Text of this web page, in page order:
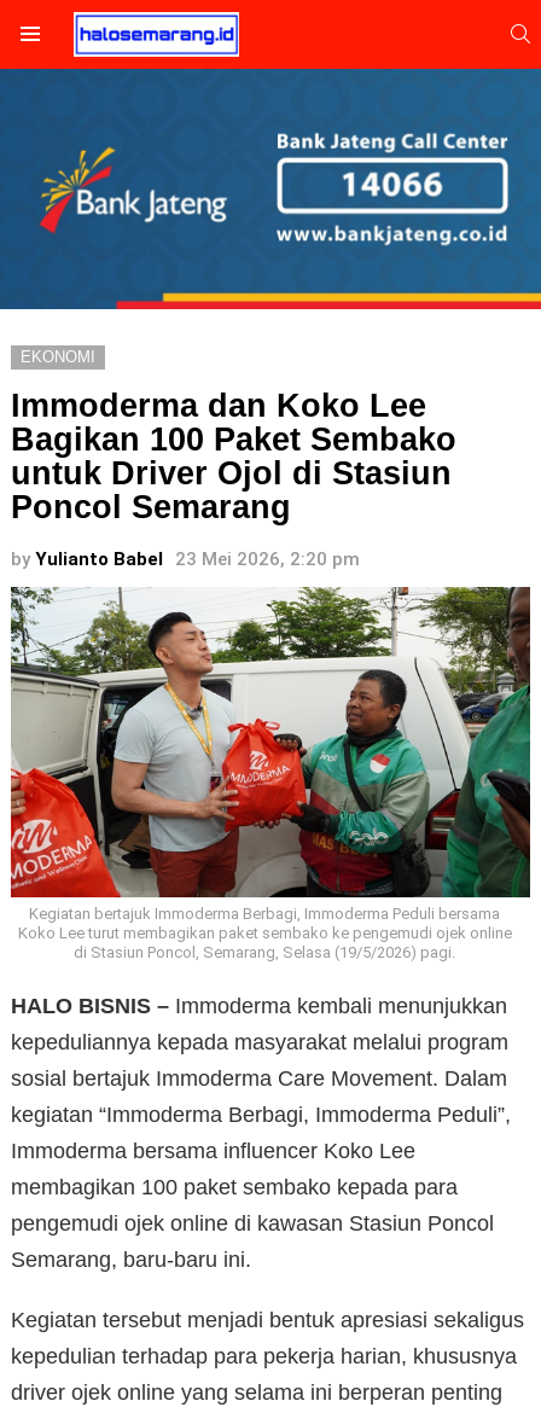
EKONOMI
Immoderma dan Koko Lee
Bagikan 100 Paket Sembako
untuk Driver Ojol di Stasiun
Poncol Semarang
by Yulianto Babel 23 Mei 2026, 2:20 pm
Kegiatan bertajuk Immoderma Berbagi, Immoderma Peduli bersama
Koko Lee turut membagikan paket sembako ke pengemudi ojek online
di Stasiun Poncol, Semarang, Selasa (19/5/2026) pagi.
HALO BISNIS – Immoderma kembali menunjukkan
kepeduliannya kepada masyarakat melalui program
sosial bertajuk Immoderma Care Movement. Dalam
kegiatan “Immoderma Berbagi, Immoderma Peduli”,
Immoderma bersama influencer Koko Lee
membagikan 100 paket sembako kepada para
pengemudi ojek online di kawasan Stasiun Poncol
Semarang, baru-baru ini.
Kegiatan tersebut menjadi bentuk apresiasi sekaligus
kepedulian terhadap para pekerja harian, khususnya
driver ojek online yang selama ini berperan penting